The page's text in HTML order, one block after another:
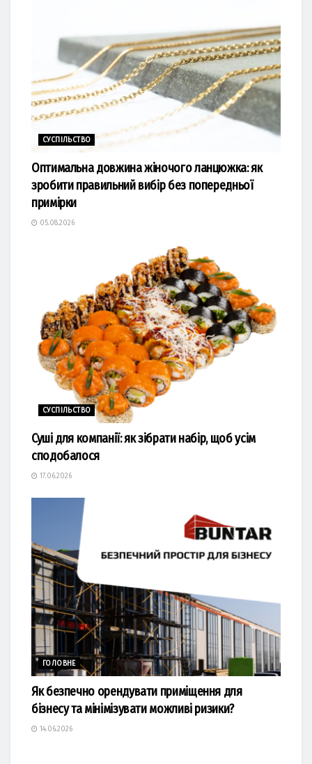
СУСПІЛЬСТВО
Оптимальна довжина жіночого ланцюжка: як
зробити правильний вибір без попередньої
примірки
05.08.2026
СУСПІЛЬСТВО
Суші для компанії: як зібрати набір, щоб усім
сподобалося
17.06.2026
ГОЛОВНЕ
Як безпечно орендувати приміщення для
бізнесу та мінімізувати можливі ризики?
14.06.2026